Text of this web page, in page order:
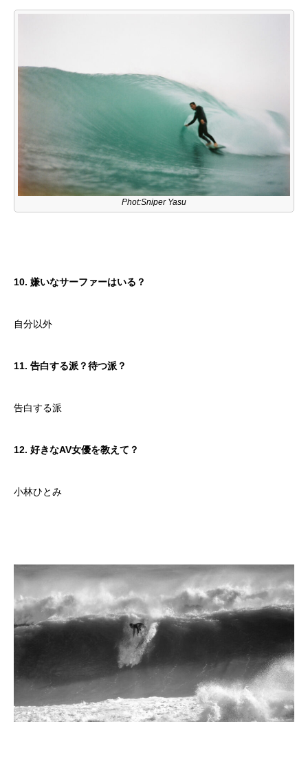
Phot:Sniper Yasu
10. 嫌いなサーファーはいる？
自分以外
11. 告白する派？待つ派？
告白する派
12. 好きなAV女優を教えて？
小林ひとみ